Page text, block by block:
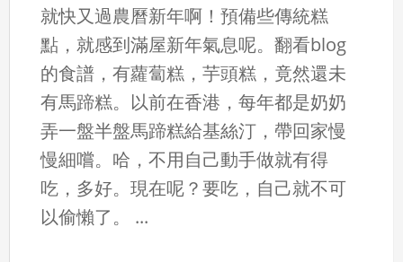
就快又過農曆新年啊！預備些傳統糕
點，就感到滿屋新年氣息呢。翻看blog
的食譜，有蘿蔔糕，芋頭糕，竟然還未
有馬蹄糕。以前在香港，每年都是奶奶
弄一盤半盤馬蹄糕給基絲汀，帶回家慢
慢細嚐。哈，不用自己動手做就有得
吃，多好。現在呢？要吃，自己就不可
以偷懶了。 ...